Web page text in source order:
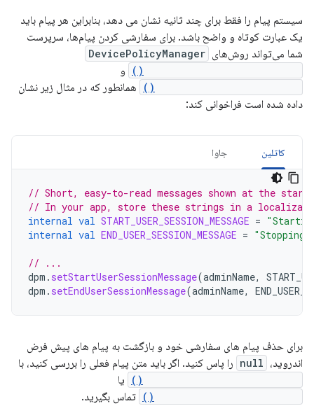
سیستم پیام را فقط برای چند ثانیه نشان می دهد، بنابراین هر پیام باید
یک عبارت کوتاه و واضح باشد. برای سفارشی کردن پیام‌ها، سرپرست
شما می‌تواند روش‌های DevicePolicyManager
و
همانطور که در مثال زیر نشان
داده شده است فراخوانی کند:
کاتلین جاوا
// Short, easy-to-read messages shown at the
// In your app, store these strings in a
internal val START_USER_SESSION_MESSAGE =
internal val END_USER_SESSION_MESSAGE = "Stopping
// ...
dpm . setStartUserSessionMessage(adminName,
dpm . setEndUserSessionMessage(adminName,
برای حذف پیام های سفارشی خود و بازگشت به پیام های پیش فرض
اندروید، null را پاس کنید. اگر باید متن پیام فعلی را بررسی کنید، با
یا
تماس بگیرید.